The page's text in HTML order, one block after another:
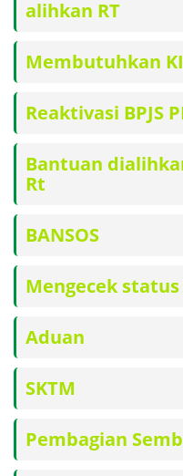
alihkan RT
Membutuhkan
Reaktivasi BPJS
Bantuan
Rt
BANSOS
Mengecek
Aduan
SKTM
Pembagian